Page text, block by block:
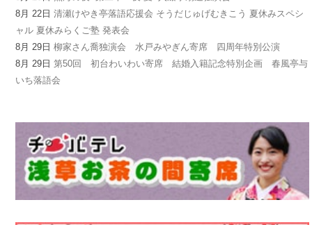
8月 22日清瀬けやき亭落語応援会 そうだじゅげむきこう 夏休みスペシ
ャル 夏休みらくご塾 発表会
8月 29日柳家さん喬独演会 水戸みやぎん寄席 四周年特別公演
8月 29日第50回 初台わいわい寄席 結婚入籍記念特別企画 春風亭与
いち落語会